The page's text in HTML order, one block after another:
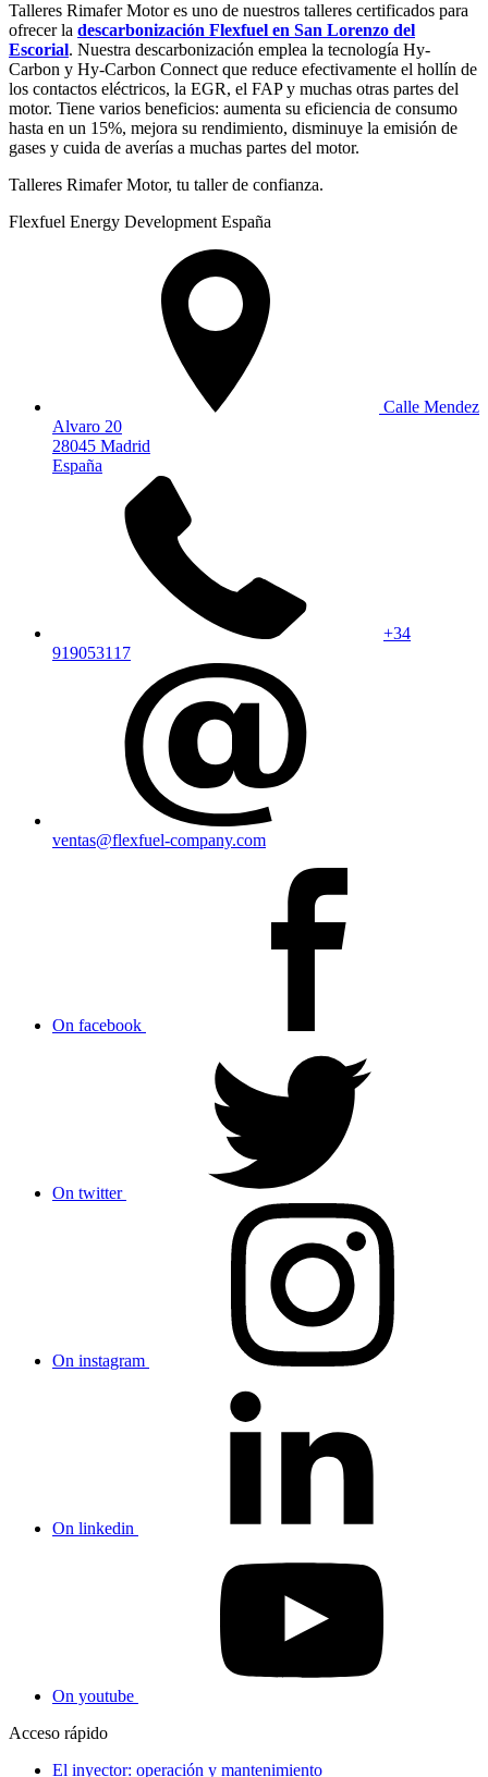
Talleres Rimafer Motor es uno de nuestros talleres certificados para
ofrecer la descarbonización Flexfuel en San Lorenzo del
Escorial. Nuestra descarbonización emplea la tecnología Hy-
Carbon y Hy-Carbon Connect que reduce efectivamente el hollín de
los contactos eléctricos, la EGR, el FAP y muchas otras partes del
motor. Tiene varios beneficios: aumenta su eficiencia de consumo
hasta en un 15%, mejora su rendimiento, disminuye la emisión de
gases y cuida de averías a muchas partes del motor.
Talleres Rimafer Motor, tu taller de confianza.
Flexfuel Energy Development España
Calle Mendez
Alvaro 20
28045 Madrid
España
+34
919053117
ventas@flexfuel-company.com
On facebook
On twitter
On instagram
On linkedin
On youtube
Acceso rápido
El inyector: operación y mantenimiento